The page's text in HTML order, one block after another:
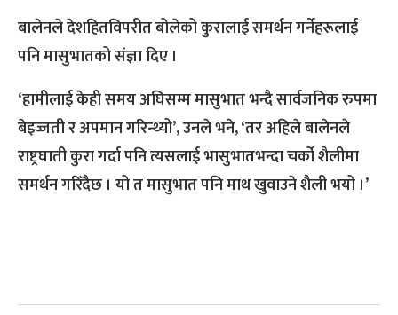
बालेनले देशहितविपरीत बोलेको कुरालाई समर्थन गर्नेहरूलाई
पनि मासुभातको संज्ञा दिए ।
‘हामीलाई केही समय अघिसम्म मासुभात भन्दै सार्वजनिक रुपमा
बेइज्जती र अपमान गरिन्थ्यो’, उनले भने, ‘तर अहिले बालेनले
राष्ट्रघाती कुरा गर्दा पनि त्यसलाई भासुभातभन्दा चर्को शैलीमा
समर्थन गरिँदैछ । यो त मासुभात पनि माथ खुवाउने शैली भयो ।’